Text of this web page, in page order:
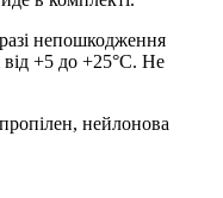
непошкодження
від +5 до +25°C. Не
нейлонова